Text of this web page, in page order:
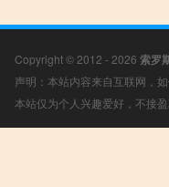
Copyright © 2012 - 2026 索罗
声明：本站内容来自互联网，
本站仅为个人兴趣爱好，不接